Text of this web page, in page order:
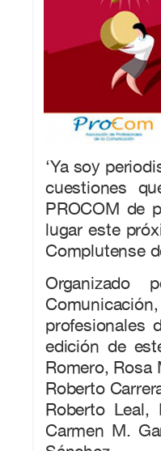
‘Ya soy
cuestiones
PROCOM de
lugar este
Complutense
Organizado
profesionales
edición de
Romero, Rosa
Roberto
Roberto Leal,
Carmen M.